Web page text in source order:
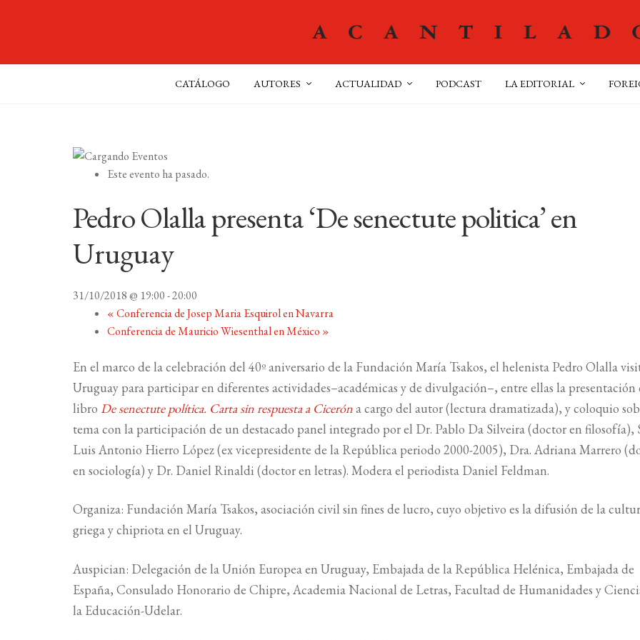
CATÁLOGO AUTORES ACTUALIDAD PODCAST LA EDITORIAL
Este evento ha pasado.
Pedro Olalla presenta ‘De senectute politica’ en
Uruguay
31/10/2018 @ 19:00-20:00
«Conferencia de Josep Maria Esquirol en Navarra
Conferencia de Mauricio Wiesenthal en México »
En el marco de la celebración del 40º aniversario de la FundaciónMaría Tsakos, el helenista Pedro Olalla
Uruguay para participar en diferentes actividades–académicas y de divulgación–, entre ellas la presentación
libroDe senectute política. Carta sin respuesta a Ciceróna cargo del autor (lectura dramatizada), y coloquio
tema con la participación de un destacado panel integrado por el Dr. Pablo Da Silveira (doctor en filosofía),
Luis Antonio Hierro López (ex vicepresidente de la República periodo 2000-2005), Dra. Adriana Marrero
en sociología) y Dr. Daniel Rinaldi (doctor en letras). Modera el periodista Daniel Feldman.
Organiza: FundaciónMaría Tsakos, asociación civil sin fines de lucro, cuyo objetivo es la difusión de la
griega y chipriota en el Uruguay.
Auspician: Delegación de la Unión Europea en Uruguay, Embajada de la República Helénica, Embajada de
España, Consulado Honorario de Chipre, Academia Nacional de Letras, Facultad de Humanidades y
la Educación-Udelar.